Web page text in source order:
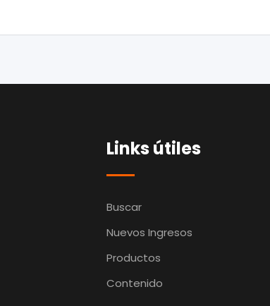
Links útiles
Buscar
Nuevos Ingresos
Productos
Contenido